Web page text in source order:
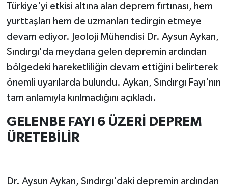
Türkiye'yi etkisi altına alan deprem fırtınası, hem
yurttaşları hem de uzmanları tedirgin etmeye
devam ediyor. Jeoloji Mühendisi Dr. Aysun Aykan,
Sındırgı'da meydana gelen depremin ardından
bölgedeki hareketliliğin devam ettiğini belirterek
önemli uyarılarda bulundu. Aykan, Sındırgı Fayı'nın
tam anlamıyla kırılmadığını açıkladı.
GELENBE FAYI 6 ÜZERİ DEPREM
ÜRETEBİLİR
Dr. Aysun Aykan, Sındırgı'daki depremin ardından